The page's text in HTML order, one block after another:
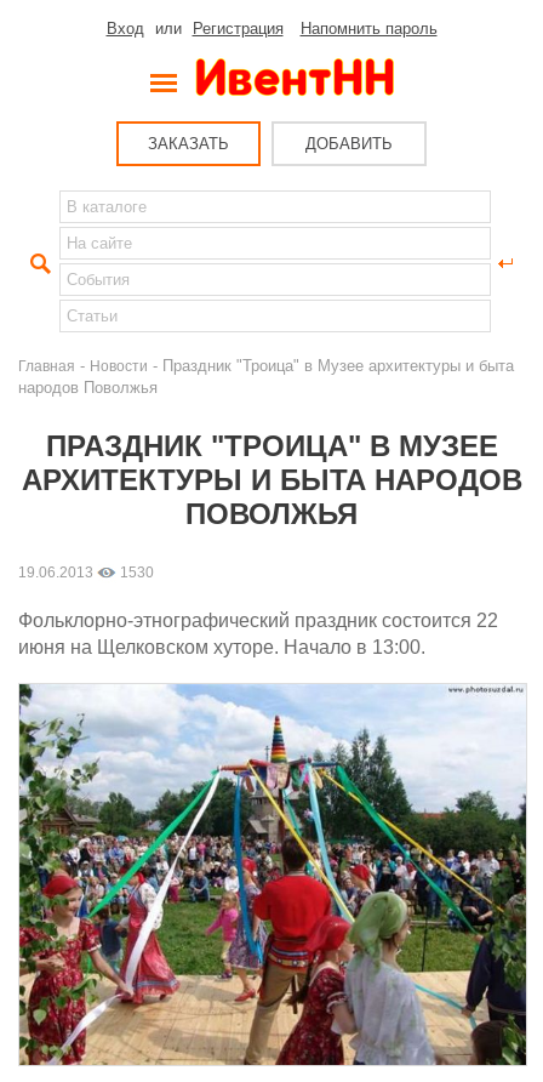
Вход или Регистрация Напомнить пароль
ЗАКАЗАТЬ ДОБАВИТЬ
Главная - Новости - Праздник "Троица" в Музее архитектуры и быта
народов Поволжья
ПРАЗДНИК "ТРОИЦА" В МУЗЕЕ
АРХИТЕКТУРЫ И БЫТА НАРОДОВ
ПОВОЛЖЬЯ
19.06.2013 1530
Фольклорно-этнографический праздник состоится 22
июня на Щелковском хуторе. Начало в 13:00.